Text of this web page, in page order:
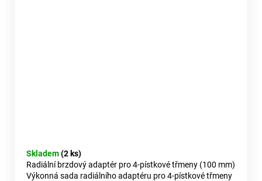
Skladem(2 ks)
Radiální brzdový adaptér pro 4-pístkové třmeny (100 mm)
Výkonná sada radiálního adaptéru pro 4-pístkové třmeny